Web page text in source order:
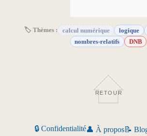
🏷 Thèmes : calcul numérique logique
nombres-relatifs
DNB
RETOUR
🔒 Confidentialité👤 À propos📝